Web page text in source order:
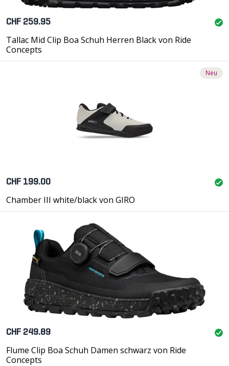
CHF 259.95
Tallac Mid Clip Boa Schuh Herren Black von Ride
Concepts
Neu
CHF 199.00
Chamber III white/black von GIRO
CHF 249.89
Flume Clip Boa Schuh Damen schwarz von Ride
Concepts